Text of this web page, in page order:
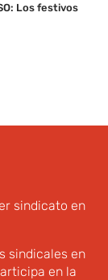
Los festivos
sindicato en
sindicales en
en la